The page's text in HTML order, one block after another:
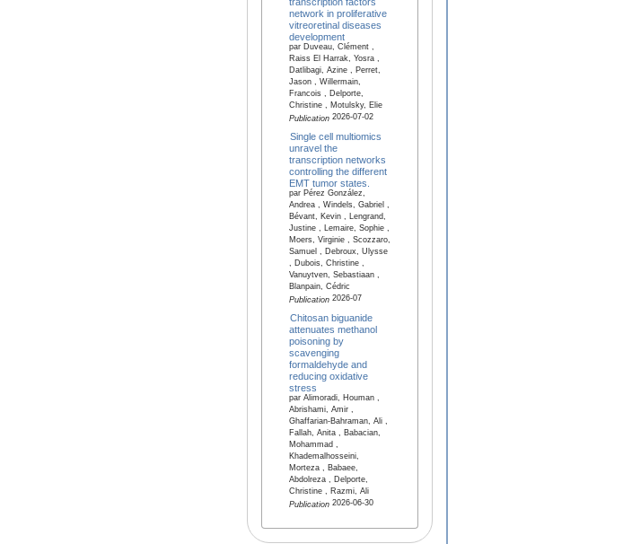
network in proliferative
vitreoretinal diseases
development
par Duveau, Clément ,
Raiss El Harrak, Yosra ,
Datlibagi, Azine , Perret,
Jason , Willermain,
Francois , Delporte,
Christine , Motulsky, Elie
Publication2026-07-02
Single cell multiomics
unravel the
transcription networks
controlling the different
EMT tumor states.
par Pérez González,
Andrea , Windels, Gabriel ,
Bévant, Kevin , Lengrand,
Justine , Lemaire, Sophie ,
Moers, Virginie , Scozzaro,
Samuel , Debroux, Ulysse
, Dubois, Christine ,
Vanuytven, Sebastiaan ,
Blanpain, Cédric
Publication2026-07
Chitosan biguanide
attenuates methanol
poisoning by
scavenging
formaldehyde and
reducing oxidative
stress
par Alimoradi, Houman ,
Abrishami, Amir ,
Ghaffarian-Bahraman, Ali ,
Fallah, Anita , Babacian,
Mohammad ,
Khademalhosseini,
Morteza , Babaee,
Abdolreza , Delporte,
Christine , Razmi, Ali
Publication2026-06-30